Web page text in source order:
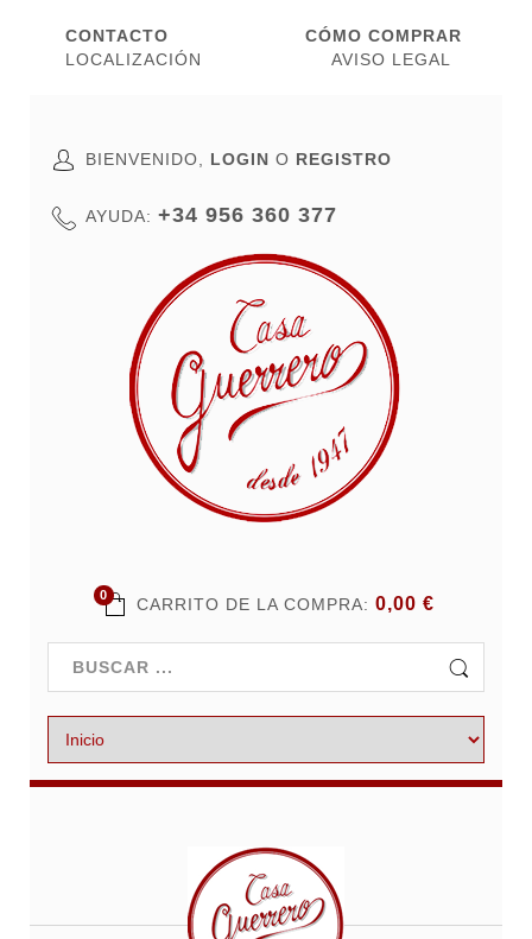
CONTACTO
LOCALIZACIÓN
CÓMO COMPRAR
AVISO LEGAL
BIENVENIDO, LOGIN O REGISTRO
AYUDA: +34 956 360 377
CARRITO DE LA COMPRA: 0,00 €
0